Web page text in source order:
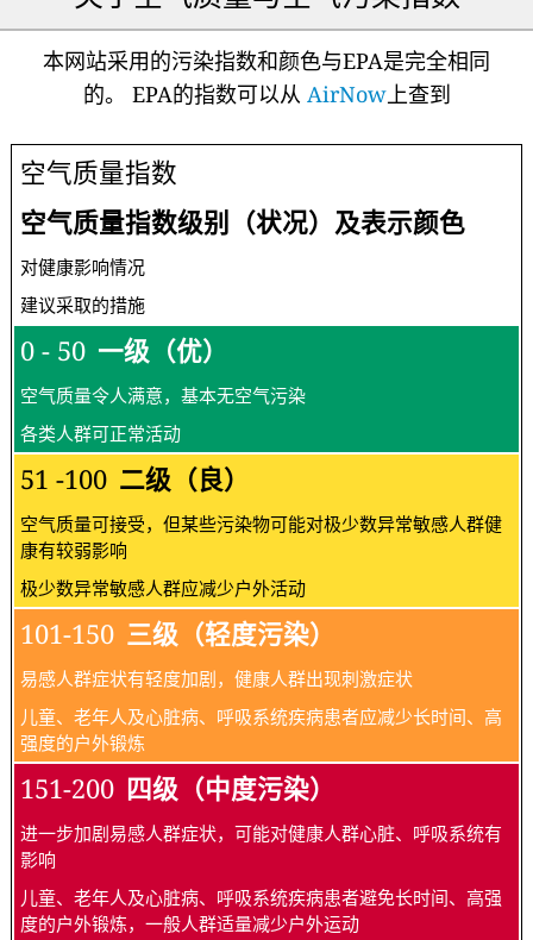
本网站采用的污染指数和颜色与EPA是完全相同
的。 EPA的指数可以从 AirNow上查到
空气质量指数
空气质量指数级别（状况）及表示颜色
对健康影响情况
建议采取的措施
0 - 50 一级（优）
空气质量令人满意，基本无空气污染
各类人群可正常活动
51 -100 二级（良）
空气质量可接受，但某些污染物可能对极少数异常敏感人群健
康有较弱影响
极少数异常敏感人群应减少户外活动
101-150 三级（轻度污染）
易感人群症状有轻度加剧，健康人群出现刺激症状
儿童、老年人及心脏病、呼吸系统疾病患者应减少长时间、高
强度的户外锻炼
151-200 四级（中度污染）
进一步加剧易感人群症状，可能对健康人群心脏、呼吸系统有
影响
儿童、老年人及心脏病、呼吸系统疾病患者避免长时间、高强
度的户外锻炼，一般人群适量减少户外运动